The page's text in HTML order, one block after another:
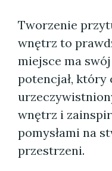
Tworzenie
wnętrz to
miejsce ma
potencjał, który
wnętrz i
pomysłami na
przestrzeni.